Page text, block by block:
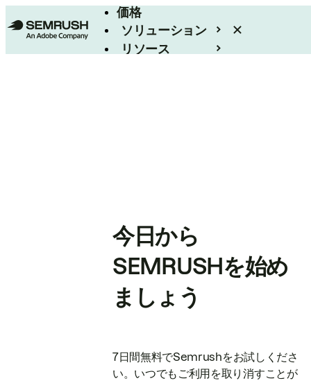
価格
ソリューション
リソース
今日から
SEMRUSHを始め
ましょう
7日間無料でSemrushをお試しくださ
い。いつでもご利用を取り消すことが